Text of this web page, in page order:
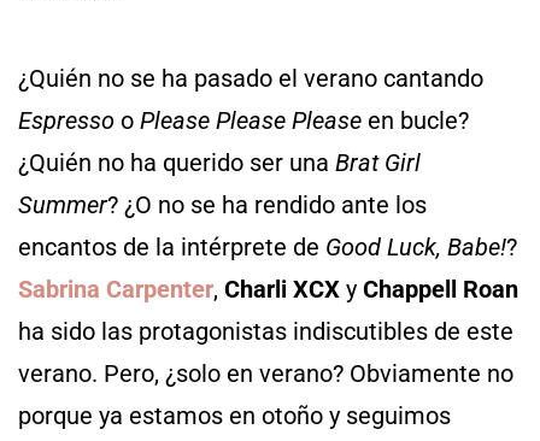
¿Quién no se ha pasado el verano cantando
Espresso o Please Please Please en bucle?
¿Quién no ha querido ser una Brat Girl
Summer? ¿O no se ha rendido ante los
encantos de la intérprete de Good Luck, Babe!?
Sabrina Carpenter, Charli XCX y Chappell Roan
ha sido las protagonistas indiscutibles de este
verano. Pero, ¿solo en verano? Obviamente no
porque ya estamos en otoño y seguimos